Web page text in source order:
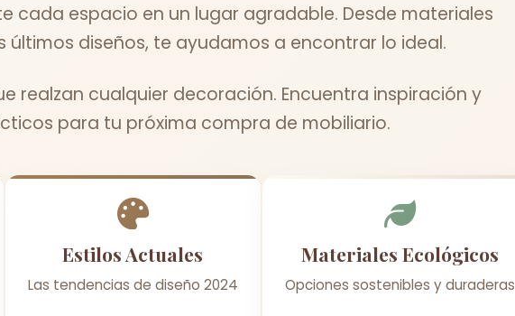
cada espacio en un lugar agradable. Desde materiales
últimos diseños, te ayudamos a encontrar lo ideal.
realzan cualquier decoración. Encuentra inspiración y
para tu próxima compra de mobiliario.
Estilos Actuales
Las tendencias de diseño 2024
Materiales Ecológicos
Opciones sostenibles y duraderas